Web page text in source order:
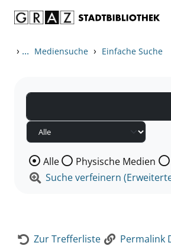
› ... Mediensuche › Einfache Suche
Wählen Sie die Medienart nach
Alle Physische Medien
Suche verfeinern
Zur Trefferliste Permalink